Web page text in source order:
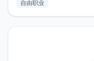
收入下降20%，但却过
自由职业